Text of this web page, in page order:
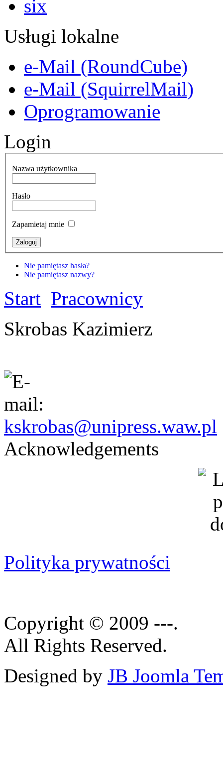
Usługi lokalne
e-Mail (RoundCube)
e-Mail (SquirrelMail)
Oprogramowanie
Login
Nazwa użytkownika
Hasło
Zapamietaj mnie
Nie pamiętasz hasła?
Nie pamiętasz nazwy?
Start Pracownicy
Skrobas Kazimierz
kskrobas@unipress.waw.pl
Acknowledgements
Polityka prywatności
Copyright © 2009 ---.
All Rights Reserved.
Designed by JB Joomla